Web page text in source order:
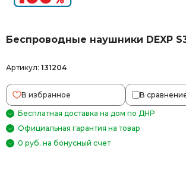
Беспроводные наушники DEXP
Артикул: 131204
В избранное В
Бесплатная доставка на дом по ДНР
Официальная гарантия на товар
0 руб. на бонусный счет